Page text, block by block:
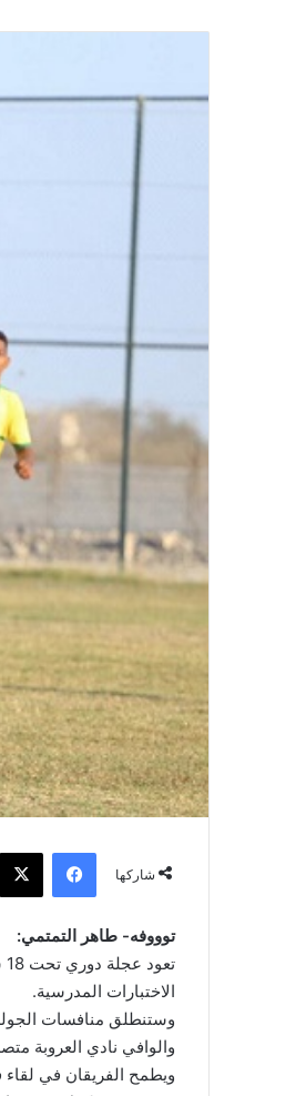
شاركها
فيسبوك
توووفه- طاهر التمتمي:
الاختبارات المدرسية.
وستنطلق منافسات
والوافي نادي العروبة
ويطمح الفريقان في لقاء